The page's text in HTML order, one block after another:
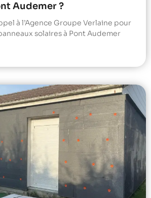
Audemer ?
à l’Agence Groupe Verlaine pour
solaires à Pont Audemer